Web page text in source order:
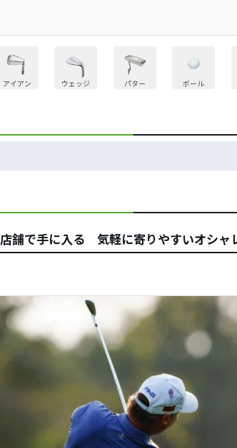
アイアン ウェッジ パター ボール
舗で手に入る 気軽に寄りやすいオシャ